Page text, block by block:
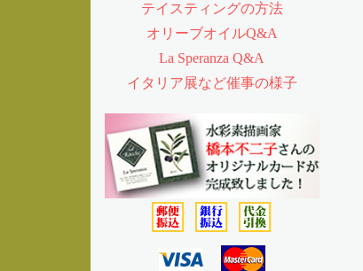
テイスティングの方法
オリーブオイルQ&A
La Speranza Q&A
イタリア展など催事の様子